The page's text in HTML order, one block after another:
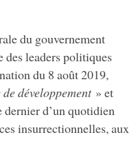
du gouvernement
des leaders politiques
du 8 août 2019,
développement» et
dernier d’un quotidien
insurrectionnelles, aux